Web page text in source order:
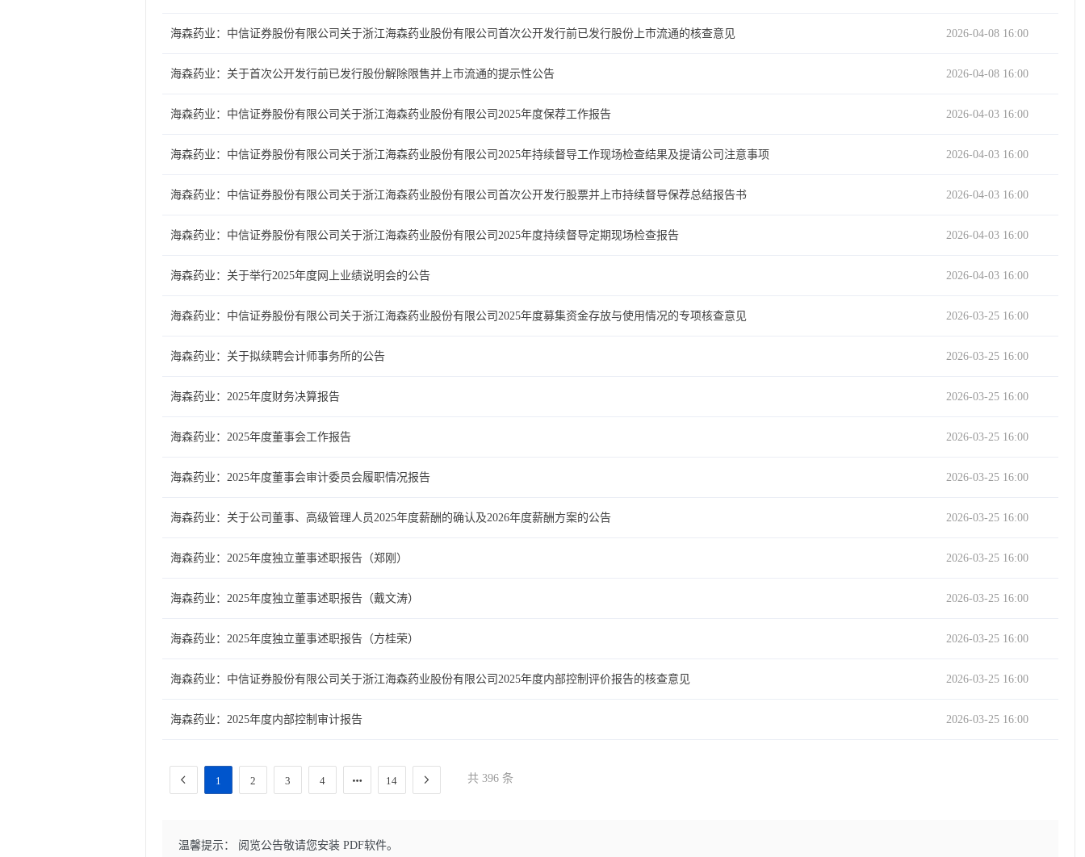
海森药业：中信证券股份有限公司关于浙江海森药业股份有限公司首次公开发行前已发行股份上市流通的核查意见 2026-04-08 16:00
海森药业：关于首次公开发行前已发行股份解除限售并上市流通的提示性公告 2026-04-08 16:00
海森药业：中信证券股份有限公司关于浙江海森药业股份有限公司2025年度保荐工作报告 2026-04-03 16:00
海森药业：中信证券股份有限公司关于浙江海森药业股份有限公司2025年持续督导工作现场检查结果及提请公司注意事项 2026-04-03 16:00
海森药业：中信证券股份有限公司关于浙江海森药业股份有限公司首次公开发行股票并上市持续督导保荐总结报告书 2026-04-03 16:00
海森药业：中信证券股份有限公司关于浙江海森药业股份有限公司2025年度持续督导定期现场检查报告 2026-04-03 16:00
海森药业：关于举行2025年度网上业绩说明会的公告 2026-04-03 16:00
海森药业：中信证券股份有限公司关于浙江海森药业股份有限公司2025年度募集资金存放与使用情况的专项核查意见 2026-03-25 16:00
海森药业：关于拟续聘会计师事务所的公告 2026-03-25 16:00
海森药业：2025年度财务决算报告 2026-03-25 16:00
海森药业：2025年度董事会工作报告 2026-03-25 16:00
海森药业：2025年度董事会审计委员会履职情况报告 2026-03-25 16:00
海森药业：关于公司董事、高级管理人员2025年度薪酬的确认及2026年度薪酬方案的公告 2026-03-25 16:00
海森药业：2025年度独立董事述职报告（郑刚） 2026-03-25 16:00
海森药业：2025年度独立董事述职报告（戴文涛） 2026-03-25 16:00
海森药业：2025年度独立董事述职报告（方桂荣） 2026-03-25 16:00
海森药业：中信证券股份有限公司关于浙江海森药业股份有限公司2025年度内部控制评价报告的核查意见 2026-03-25 16:00
海森药业：2025年度内部控制审计报告 2026-03-25 16:00
1 2 3 4 14 共 396 条
温馨提示： 阅览公告敬请您安装 PDF软件。